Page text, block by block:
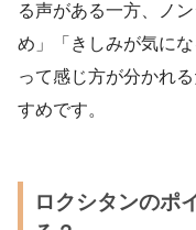
る声がある一方、ノ
め」「きしみが気に
って感じ方が分かれ
すめです。
ロクシタンのポ